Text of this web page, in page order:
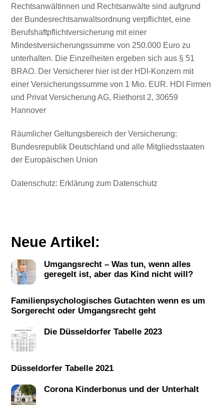
Rechtsanwältinnen und Rechtsanwälte sind aufgrund
der Bundesrechtsanwaltsordnung verpflichtet, eine
Berufshaftpflichtversicherung mit einer
Mindestversicherungssumme von 250.000 Euro zu
unterhalten. Die Einzelheiten ergeben sich aus § 51
BRAO. Der Versicherer hier ist der HDI-Konzern mit
einer Versicherungssumme von 1 Mio. EUR. HDI Firmen
und Privat Versicherung AG, Riethorst 2, 30659
Hannover
Räumlicher Geltungsbereich der Versicherung:
Bundesrepublik Deutschland und alle Mitgliedsstaaten
der Europäischen Union
Datenschutz: Erklärung zum Datenschutz
Neue Artikel:
Umgangsrecht – Was tun, wenn alles
geregelt ist, aber das Kind nicht will?
Familienpsychologisches Gutachten wenn es um
Sorgerecht oder Umgangsrecht geht
Die Düsseldorfer Tabelle 2023
Düsseldorfer Tabelle 2021
Corona Kinderbonus und der Unterhalt